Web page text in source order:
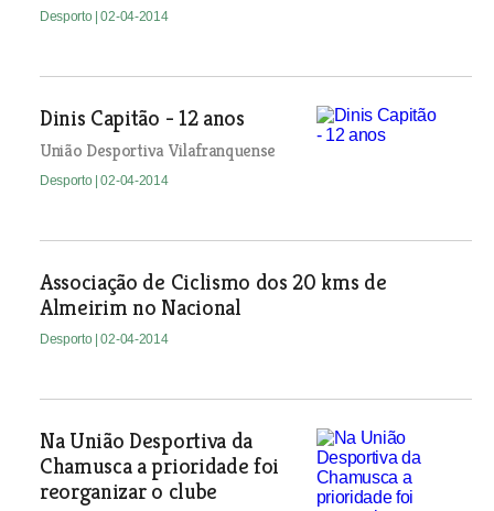
Desporto | 02-04-2014
Dinis Capitão - 12 anos
União Desportiva Vilafranquense
Desporto | 02-04-2014
Associação de Ciclismo dos 20 kms de
Almeirim no Nacional
Desporto | 02-04-2014
Na União Desportiva da
Chamusca a prioridade foi
reorganizar o clube